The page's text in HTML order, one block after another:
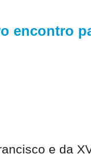
encontro
e da